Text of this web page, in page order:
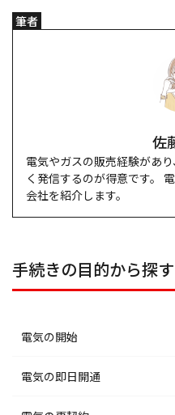
筆者
佐
電気やガスの販売経験があ
く発信するのが得意です。
会社を紹介します。
手続きの目的から探す
電気の開始
北海道電力エリア
電気の即日開通